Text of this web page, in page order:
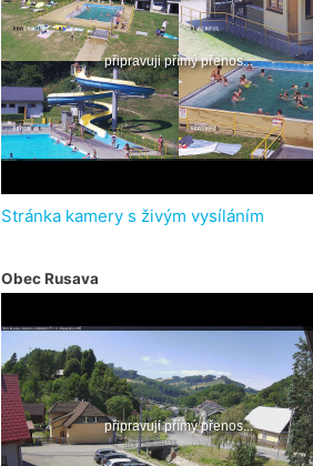
Stránka kamery s živým vysíláním
Obec Rusava